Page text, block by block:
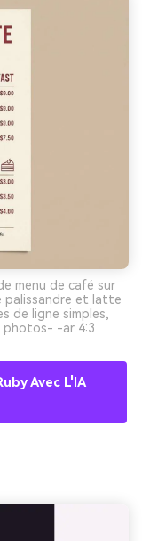
menu de café sur
palissandre et latte
de ligne simples,
photos- -ar 4:3
Avec L'IA